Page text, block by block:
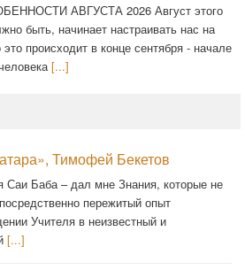
АВГУСТА 2026 Август этого
быть, начинает настраивать нас на
происходит в конце сентября - начале
[...]
Тимофей Бекетов
Баба – дал мне Знания, которые не
пережитый опыт
Учителя в неизвестный и
[...]